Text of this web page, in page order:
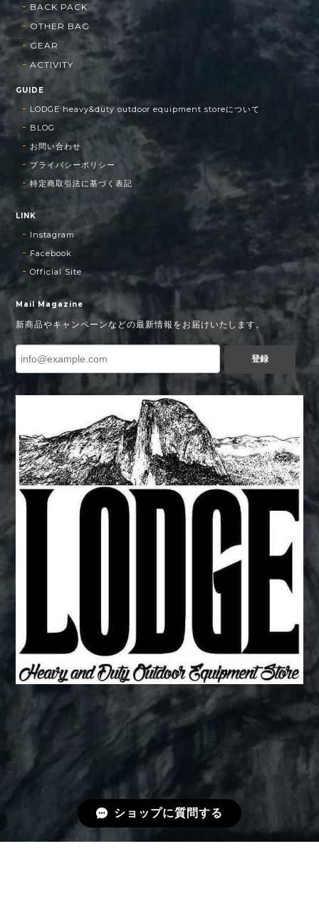
BACK PACK
OTHER BAG
GEAR
ACTIVITY
GUIDE
LODGE heavy&duty outdoor equipment storeについて
BLOG
お問い合わせ
プライバシーポリシー
特定商取引法に基づく表記
LINK
Instagram
Facebook
Official Site
Mail Magazine
新商品やキャンペーンなどの最新情報をお届けいたします。
登録
ショップに質問する